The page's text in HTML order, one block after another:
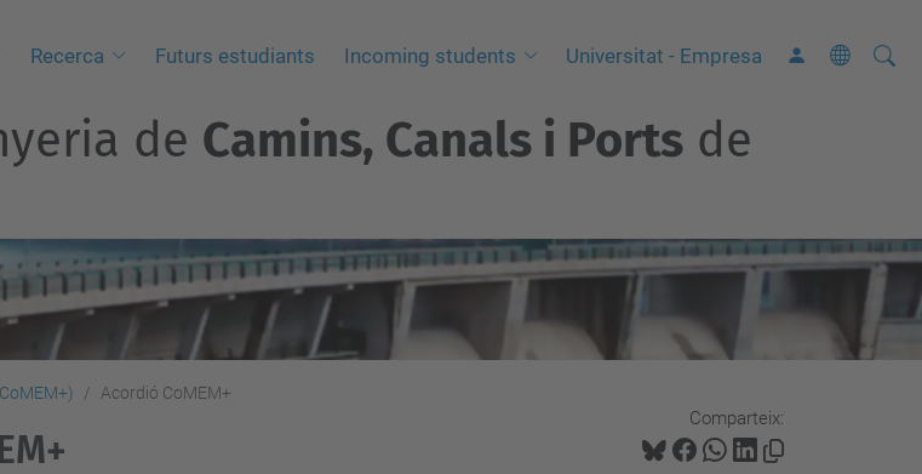
Recerca Futurs estudiants Incoming students Universitat - Empresa Cerca
C
v
a
de Camins, Canals i Portsde
Acordió CoMEM+
Comparteix: